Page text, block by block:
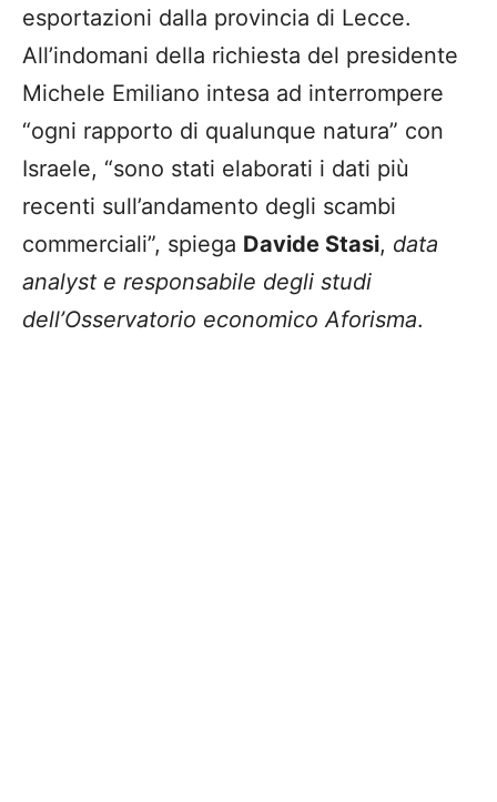
esportazioni dalla provincia di Lecce.
All’indomani della richiesta del presidente
Michele Emiliano intesa ad interrompere
“ogni rapporto di qualunque natura” con
Israele, “sono stati elaborati i dati più
recenti sull’andamento degli scambi
commerciali”, spiega Davide Stasi, data
analyst e responsabile degli studi
dell’Osservatorio economico Aforisma.